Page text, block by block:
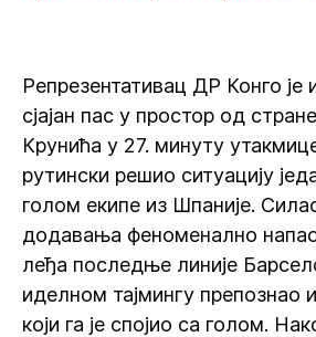
Репрезентативац ДР Конго је
сјајан пас у простор од
Крунића у 27. минуту
рутински решио ситуацију
голом екипе из Шпаније.
додавања феноменално
леђа последње линије
иделном тајмингу препознао
који га је спојио са голом.